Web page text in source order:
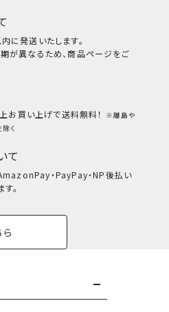
に発送いたします。
が異なるため、商品ページをご
お買い上げで送料無料！
※離島や
く
て
・PayPay・NP後払い
。